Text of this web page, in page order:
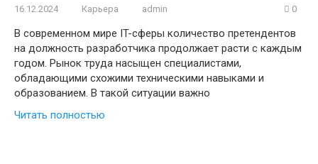
16.12.2024 Карьера admin 0
В современном мире IT-сферы количество претендентов
на должность разработчика продолжает расти с каждым
годом. Рынок труда насыщен специалистами,
обладающими схожими техническими навыками и
образованием. В такой ситуации важно
Читать полностью